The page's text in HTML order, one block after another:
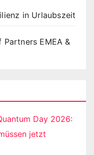
in Urlaubszeit
EMEA &
Day 2026:
jetzt